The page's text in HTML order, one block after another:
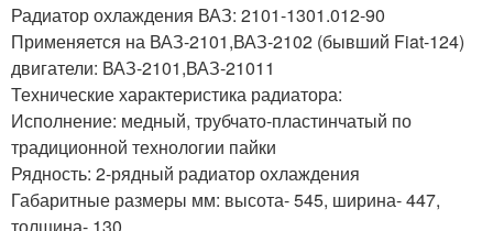
Радиатор охлаждения ВАЗ: 2101-1301.012-90
Применяется на ВАЗ-2101,ВАЗ-2102 (бывший Fiat-124)
двигатели: ВАЗ-2101,ВАЗ-21011
Технические характеристика радиатора:
Исполнение: медный, трубчато-пластинчатый по
традиционной технологии пайки
Рядность: 2-рядный радиатор охлаждения
Габаритные размеры мм: высота- 545, ширина- 447,
толщина- 130